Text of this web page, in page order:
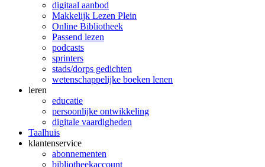
digitaal aanbod
Makkelijk Lezen Plein
Online Bibliotheek
Passend lezen
podcasts
sprinters
stads/dorps gedichten
wetenschappelijke boeken lenen
leren
educatie
persoonlijke ontwikkeling
digitale vaardigheden
Taalhuis
klanten­service
abonnementen
bibliotheekaccount